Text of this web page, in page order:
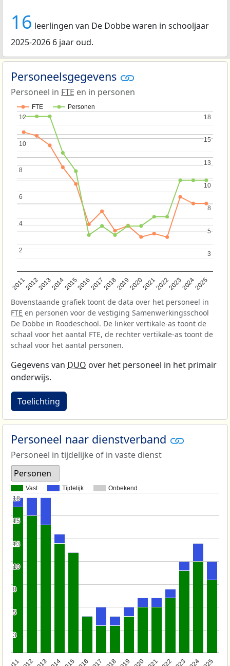
16 leerlingen van De Dobbe waren in schooljaar
2025-2026 6 jaar oud.
Personeelsgegevens
Personeel in FTE en in personen
FTE Personen
201120122013201420152016201720182019202020212022202320242025
2
2
4
4
6
6
8
8
10
10
12
12
3
3
5
5
8
8
10
10
13
13
15
15
18
18
Bovenstaande grafiek toont de data over het personeel in
FTE en personen voor de vestiging Samenwerkingsschool
De Dobbe in Roodeschool. De linker vertikale-as toont de
schaal voor het aantal FTE, de rechter vertikale-as toont de
schaal voor het aantal personen.
Gegevens van DUO over het personeel in het primair
onderwijs.
Toelichting
Personeel naar dienstverband
Personeel in tijdelijke of in vaste dienst
Personen
Vast Tijdelijk Onbekend
3
3
5
5
8
8
10
10
13
13
15
15
18
18